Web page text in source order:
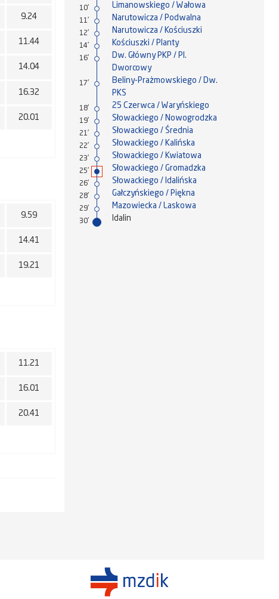
9.24
11.44
14.04
16.32
20.01
9.59
14.41
19.21
11.21
16.01
20.41
10' Limanowskiego / Wałowa
11' Narutowicza / Podwalna
12' Narutowicza / Kościuszki
14' Kościuszki / Planty
16'
Dw. Główny PKP / Pl.
Dworcowy
17'
Beliny-Prażmowskiego / Dw.
PKS
18' 25 Czerwca / Waryńskiego
19' Słowackiego / Nowogrodzka
21' Słowackiego / Średnia
22' Słowackiego / Kalińska
23' Słowackiego / Kwiatowa
25' Słowackiego / Gromadzka
26' Słowackiego / Idalińska
28' Gałczyńskiego / Piękna
29' Mazowiecka / Laskowa
30' Idalin